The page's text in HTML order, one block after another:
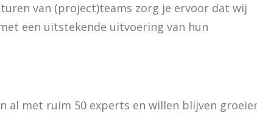
van (project)teams zorg je ervoor dat wij
een uitstekende uitvoering van hun
al met ruim 50 experts en willen blijven